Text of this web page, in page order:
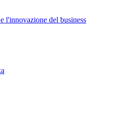
l'innovazione del business